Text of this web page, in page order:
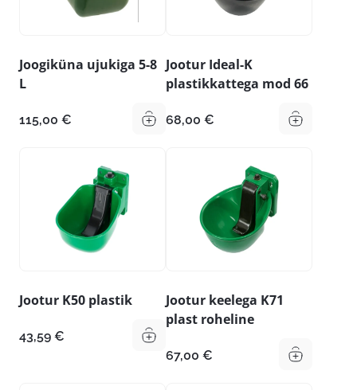
Joogiküna ujukiga 5-8
L
115,00 €
Jootur Ideal-K
plastikkattega mod 66
68,00 €
Jootur K50 plastik
43,59 €
Jootur keelega K71
plast roheline
67,00 €